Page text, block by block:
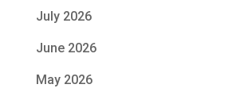
July 2026
June 2026
May 2026